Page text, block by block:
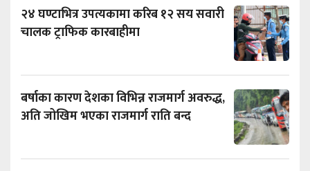
२४ घण्टाभित्र उपत्यकामा करिब १२ सय सवारी
चालक ट्राफिक कारबाहीमा
बर्षाका कारण देशका विभिन्न राजमार्ग अवरुद्ध,
अति जोखिम भएका राजमार्ग राति बन्द